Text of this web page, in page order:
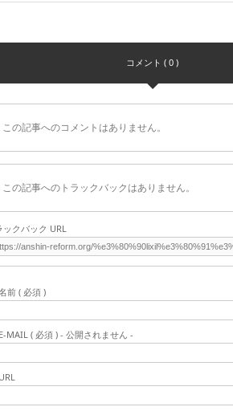
コメント ( 0 )
この記事へのコメントはありません。
この記事へのトラックバックはありません。
ックバック URL
前 ( 必須 )
MAIL ( 必須 ) - 公開されません -